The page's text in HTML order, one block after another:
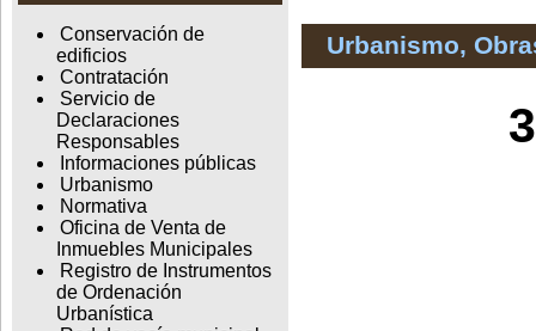
Conservación de
edificios
Contratación
Servicio de
Declaraciones
Responsables
Informaciones públicas
Urbanismo
Normativa
Oficina de Venta de
Inmuebles Municipales
Registro de Instrumentos
de Ordenación
Urbanística
Urbanismo,